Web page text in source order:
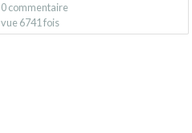
0 commentaire
vue 6741 fois